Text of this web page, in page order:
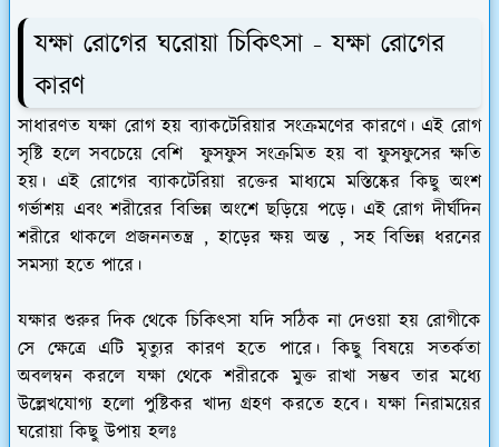
যক্ষা রোগের ঘরোয়া চিকিৎসা - যক্ষা রোগের
কারণ
সাধারণত যক্ষা রোগ হয় ব্যাকটেরিয়ার সংক্রমণের কারণে। এই রোগ
সৃষ্টি হলে সবচেয়ে বেশি ফুসফুস সংক্রমিত হয় বা ফুসফুসের ক্ষতি
হয়। এই রোগের ব্যাকটেরিয়া রক্তের মাধ্যমে মস্তিষ্কের কিছু অংশ
গর্ভাশয় এবং শরীরের বিভিন্ন অংশে ছড়িয়ে পড়ে। এই রোগ দীর্ঘদিন
শরীরে থাকলে প্রজননতন্ত্র , হাড়ের ক্ষয় অন্ত , সহ বিভিন্ন ধরনের
সমস্যা হতে পারে।
যক্ষার শুরুর দিক থেকে চিকিৎসা যদি সঠিক না দেওয়া হয় রোগীকে
সে ক্ষেত্রে এটি মৃত্যুর কারণ হতে পারে। কিছু বিষয়ে সতর্কতা
অবলম্বন করলে যক্ষা থেকে শরীরকে মুক্ত রাখা সম্ভব তার মধ্যে
উল্লেখযোগ্য হলো পুষ্টিকর খাদ্য গ্রহণ করতে হবে। যক্ষা নিরাময়ের
ঘরোয়া কিছু উপায় হলঃ